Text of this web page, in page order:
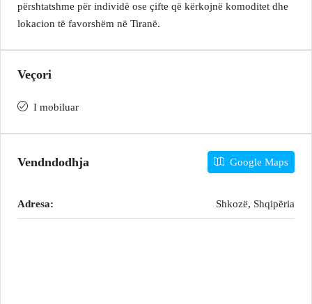
përshtatshme për individë ose çifte që kërkojnë komoditet dhe
lokacion të favorshëm në Tiranë.
Veçori
I mobiluar
Vendndodhja Google Maps
Adresa: Shkozë, Shqipëria